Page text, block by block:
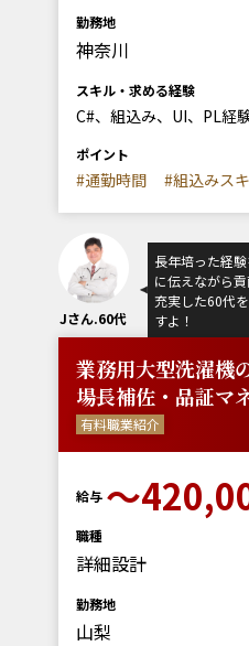
勤務地
神奈川
スキル・求める経験
C#、組込み、UI、PL経
ポイント
#通勤時間 #組込みス
Jさん.60代
長年培った経
に伝えながら貢
充実した60代
すよ！
業務用大型洗濯機
場長補佐・品証マ
有料職業紹介
給与 〜
職種
詳細設計
勤務地
山梨